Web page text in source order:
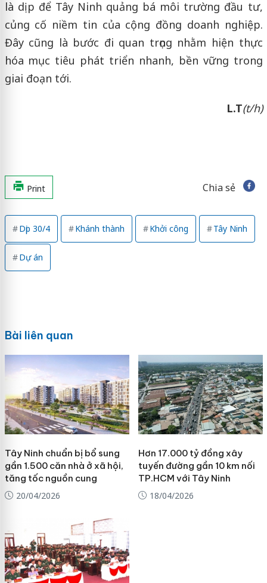
là dịp để Tây Ninh quảng bá môi trường đầu tư,
củng cố niềm tin của cộng đồng doanh nghiệp.
Đây cũng là bước đi quan trọng nhằm hiện thực
hóa mục tiêu phát triển nhanh, bền vững trong
giai đoạn tới.
L.T(t/h)
Print Chia sẻ
Dịp 30/4 Khánh thành Khởi công Tây Ninh
Dự án
Bài liên quan
Tây Ninh chuẩn bị bổ sung
gần 1.500 căn nhà ở xã hội,
tăng tốc nguồn cung
20/04/2026
Hơn 17.000 tỷ đồng xây
tuyến đường gần 10 km nối
TP.HCM với Tây Ninh
18/04/2026